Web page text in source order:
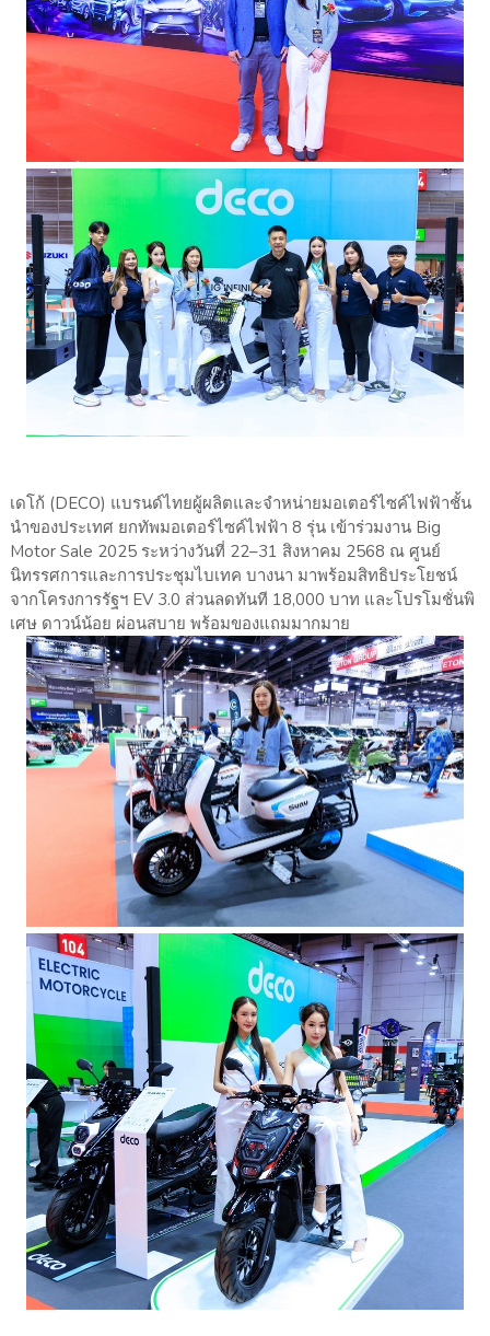
เดโก้ (DECO) แบรนด์ไทยผู้ผลิตและจำหน่ายมอเตอร์ไซค์ไฟฟ้าชั้น
นำของประเทศ ยกทัพมอเตอร์ไซค์ไฟฟ้า 8 รุ่น เข้าร่วมงาน Big
Motor Sale 2025 ระหว่างวันที่ 22–31 สิงหาคม 2568 ณ ศูนย์
นิทรรศการและการประชุมไบเทค บางนา มาพร้อมสิทธิประโยชน์
จากโครงการรัฐฯ EV 3.0 ส่วนลดทันที 18,000 บาท และโปรโมชั่นพิ
เศษ ดาวน์น้อย ผ่อนสบาย พร้อมของแถมมากมาย